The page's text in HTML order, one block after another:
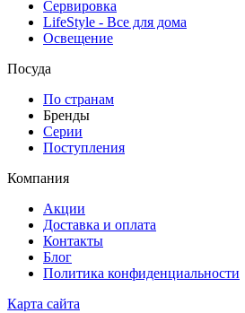
Сервировка
LifeStyle - Все для дома
Освещение
Посуда
По странам
Бренды
Серии
Поступления
Компания
Акции
Доставка и оплата
Контакты
Блог
Политика конфиденциальности
Карта сайта